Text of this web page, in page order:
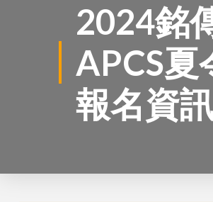
2024銘
APCS夏
報名資